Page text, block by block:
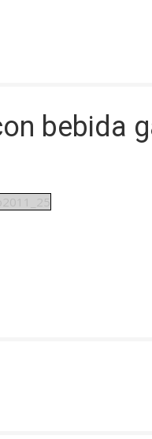
bebida